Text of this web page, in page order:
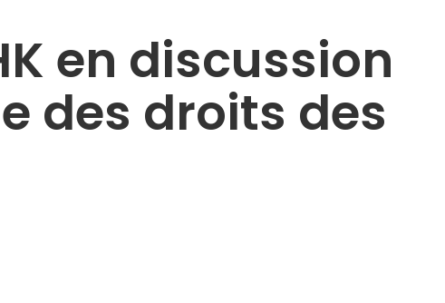
en discussion
des droits des